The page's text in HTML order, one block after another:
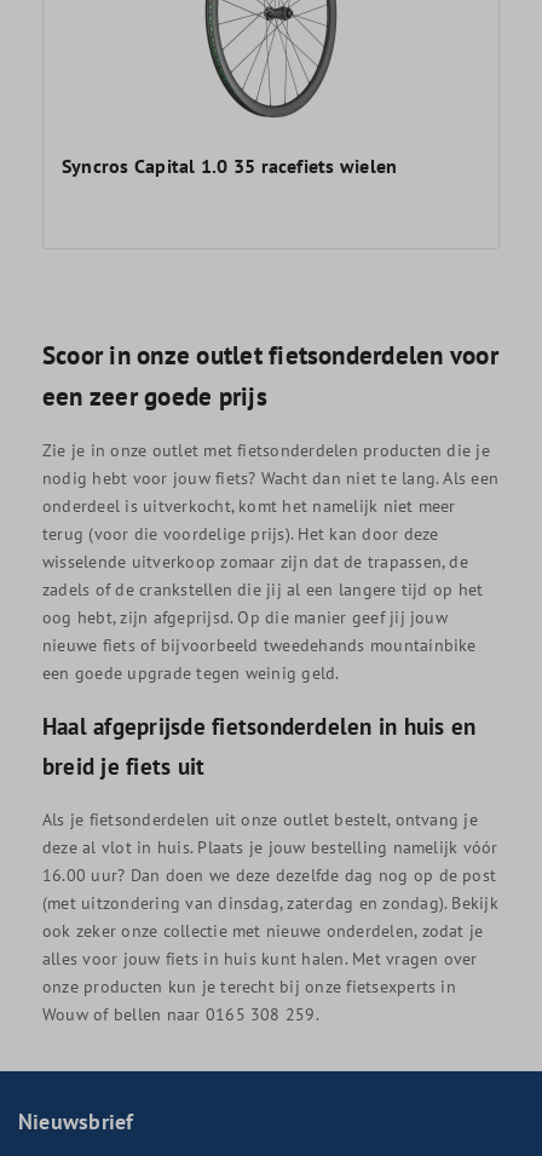
Syncros Capital 1.0 35 racefiets wielen
Scoor in onze outlet fietsonderdelen voor
een zeer goede prijs
Zie je in onze outlet met fietsonderdelen producten die je
nodig hebt voor jouw fiets? Wacht dan niet te lang. Als een
onderdeel is uitverkocht, komt het namelijk niet meer
terug (voor die voordelige prijs). Het kan door deze
wisselende uitverkoop zomaar zijn dat de trapassen, de
zadels of de crankstellen die jij al een langere tijd op het
oog hebt, zijn afgeprijsd. Op die manier geef jij jouw
nieuwe fiets of bijvoorbeeld tweedehands mountainbike
een goede upgrade tegen weinig geld.
Haal afgeprijsde fietsonderdelen in huis en
breid je fiets uit
Als je fietsonderdelen uit onze outlet bestelt, ontvang je
deze al vlot in huis. Plaats je jouw bestelling namelijk vóór
16.00 uur? Dan doen we deze dezelfde dag nog op de post
(met uitzondering van dinsdag, zaterdag en zondag). Bekijk
ook zeker onze collectie met nieuwe onderdelen, zodat je
alles voor jouw fiets in huis kunt halen. Met vragen over
onze producten kun je terecht bij onze fietsexperts in
Wouw of bellen naar 0165 308 259.
Nieuwsbrief